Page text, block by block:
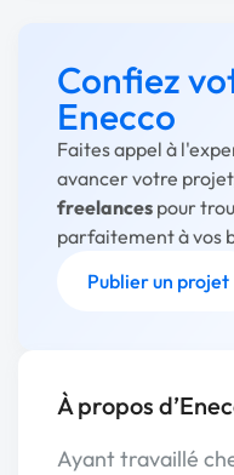
Confiez
Enecco
Faites appel à
avancer votre
freelances pour
parfaitement à vos
Publier un projet
À propos
Ayant travaillé